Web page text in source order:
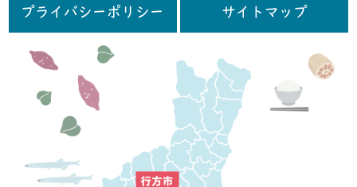
プライバシーポリシー サイトマップ